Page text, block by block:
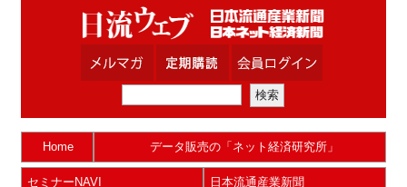
Home データ販売の「ネット経済研究所」
セミナーNAVI 日本流通産業新聞